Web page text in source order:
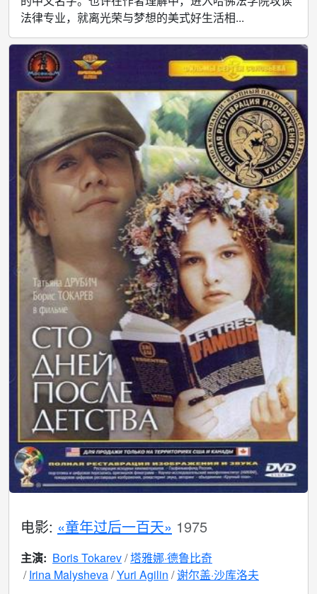
法律专业，就离光荣与梦想的美式好生活相...
电影: «童年过后一百天» 1975
主演: Boris Tokarev 塔雅娜·德鲁比奇
Irina Malysheva Yuri Agilin 谢尔盖·沙库洛夫